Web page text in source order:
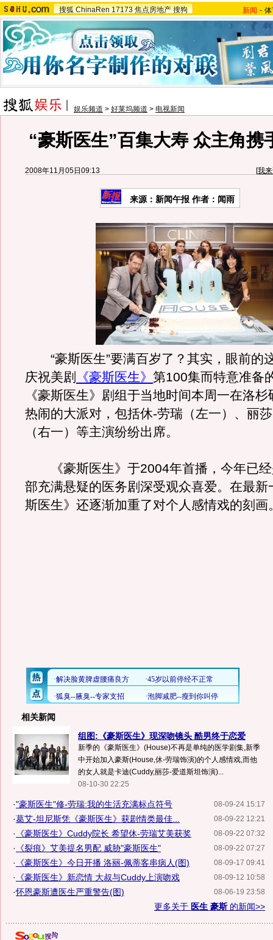
搜狐 ChinaRen 17173 焦点房地产 搜狗 新闻 -
娱乐频道 > 好莱坞频道 > 电视新闻
“豪斯医生”百集大寿 众主角携
2008年11月05日09:13 [我
来源：新闻午报 作者：闻雨
“豪斯医生”要满百岁了？其实，眼前的
庆祝美剧
《豪斯医生》 第100集而特意准备
《豪斯医生》剧组于当地时间本周一在洛
热闹的大派对，包括休-劳瑞（左一）、丽
（右一）等主演纷纷出席。
《豪斯医生》于2004年首播，今年已经
部充满悬疑的医务剧深受观众喜爱。在最新
斯医生》还逐渐加重了对个人感情戏的刻画
相关新闻
组图:《豪斯医生》现深吻镜头 酷男终于恋爱
新季的《豪斯医生》(House)不再是单纯的医学剧集,新季
中开始加入豪斯(House,休-劳瑞饰演)的个人感情戏,而他
的女人就是卡迪(Cuddy,丽莎-爱道斯坦饰演)...
08-10-30 22:25
08-09-24 15:17
·"豪斯医生"修-劳瑞:我的生活充满标点符号
08-09-22 12:21
·葛艾-坦尼斯凭《豪斯医生》获剧情类最佳...
08-09-22 07:32
· 《豪斯医生》Cuddy院长 希望休-劳瑞艾美获奖
08-09-22 07:27
· 《裂痕》艾美提名男配 威胁"豪斯医生"
08-09-17 09:41
· 《豪斯医生》今日开播 洛丽-佩蒂客串病人(图)
08-09-12 10:58
· 《豪斯医生》新恋情 大叔与Cuddy上演吻戏
08-06-19 23:58
·怀恩豪斯遭医生严重警告(图)
更多关于 医生 豪斯的新闻>>